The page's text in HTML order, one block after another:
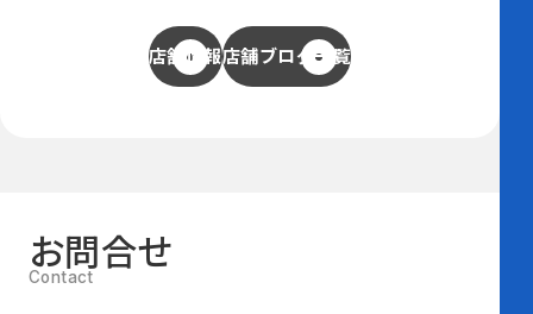
店舗情報店舗ブログ一覧
お問合せ